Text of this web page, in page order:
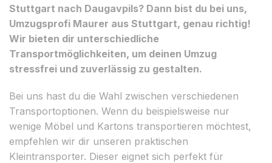
Stuttgart nach Daugavpils? Dann bist du bei uns,
Umzugsprofi Maurer aus Stuttgart, genau richtig!
Wir bieten dir unterschiedliche
Transportmöglichkeiten, um deinen Umzug
stressfrei und zuverlässig zu gestalten.
Bei uns hast du die Wahl zwischen verschiedenen
Transportoptionen. Wenn du beispielsweise nur
wenige Möbel und Kartons transportieren möchtest,
empfehlen wir dir unseren praktischen
Kleintransporter. Dieser eignet sich perfekt für